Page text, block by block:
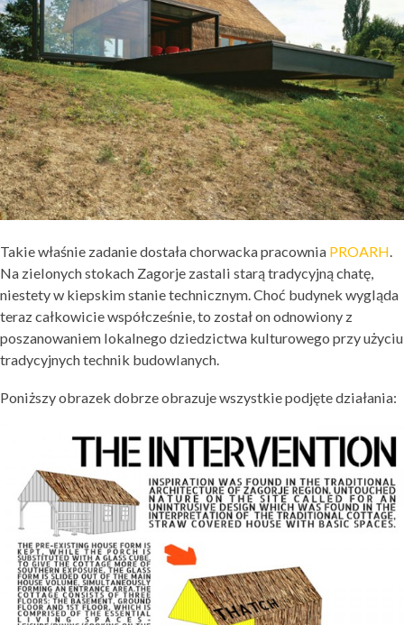
Takie właśnie zadanie dostała chorwacka pracownia PROARH.
Na zielonych stokach Zagorje zastali starą tradycyjną chatę,
niestety w kiepskim stanie technicznym. Choć budynek wygląda
teraz całkowicie współcześnie, to został on odnowiony z
poszanowaniem lokalnego dziedzictwa kulturowego przy użyciu
tradycyjnych technik budowlanych.
Poniższy obrazek dobrze obrazuje wszystkie podjęte działania: